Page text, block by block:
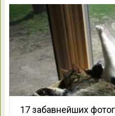
17 забавнейших